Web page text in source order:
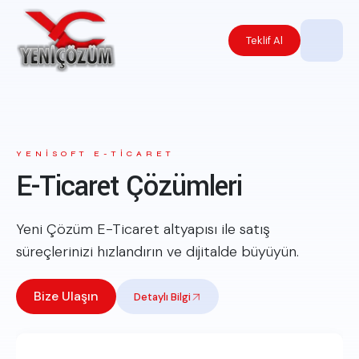
Teklif Al
Bize Ulaşın Detaylı Bilgi
YENİSOFT E-TİCARET
E-Ticaret Çözümleri
Yeni Çözüm E-Ticaret altyapısı ile satış
süreçlerinizi hızlandırın ve dijitalde büyüyün.
Bize Ulaşın Detaylı Bilgi
SEO.COM.TR
SEO & Dijital Büyüme
Google’da üst sıralara çıkarak görünürlüğünüzü
artırın ve daha fazla müşteri kazanın.
Bize Ulaşın Detaylı Bilgi